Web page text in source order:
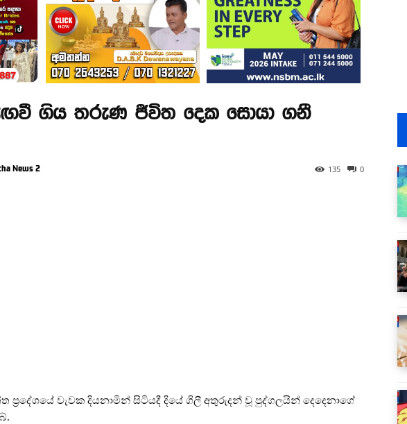
ගිය තරුණ ජීවිත දෙක සොයා ගනී
News 2 0
135
වැවක දියනාමින් සිටියදී දියේ ගිලී අතුරුදන් වූ පුද්ගලයින් දෙදෙනාගේ